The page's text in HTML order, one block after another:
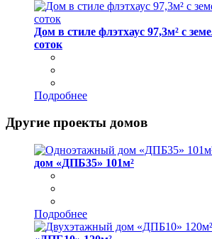
Дом в стиле флэтхаус 97,3м² с
соток
Подробнее
Другие проекты домов
дом «ДПБ35» 101м²
Подробнее